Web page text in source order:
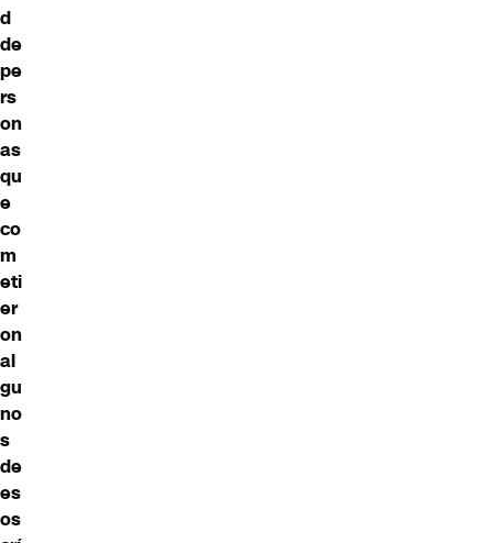
d
de
pe
rs
on
as
qu
e
co
m
eti
er
on
al
gu
no
s
de
es
os